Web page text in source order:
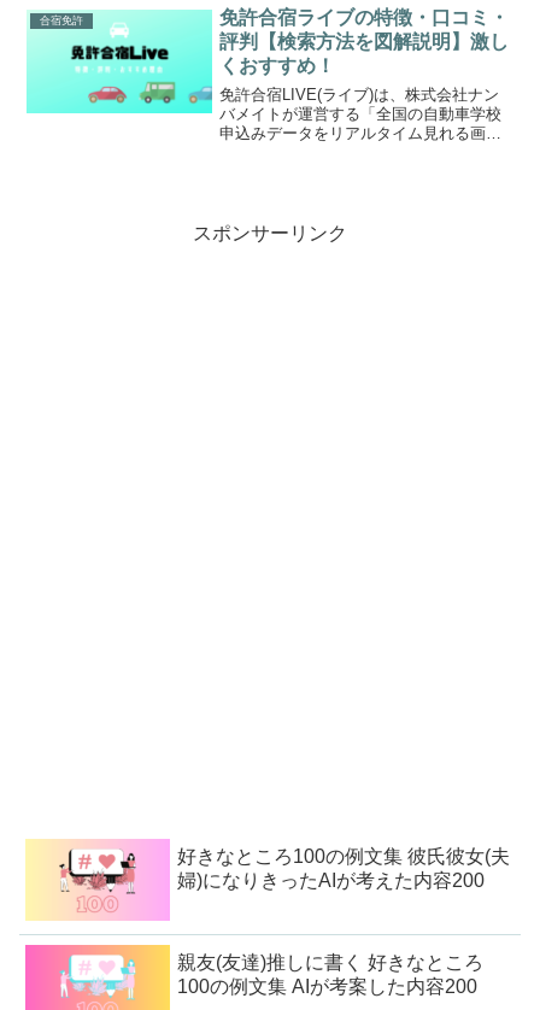
るので、時間があるうちに合宿で取って
おく...
合宿免許
免許合宿ライブの特徴・口コミ・
評判【検索方法を図解説明】激し
くおすすめ！
免許合宿LIVE(ライブ)は、株式会社ナン
バメイトが運営する「全国の自動車学校
申込みデータをリアルタイム見れる画期
スポンサーリンク
好きなところ100の例文集 彼氏彼女(夫
婦)になりきったAIが考えた内容200
親友(友達)推しに書く 好きなところ
100の例文集 AIが考案した内容200